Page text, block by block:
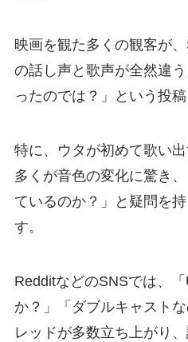
映画を観た多くの観客が
の話し声と歌声が全然違
ったのでは？」という投稿
特に、ウタが初めて歌い
多くが音色の変化に驚き
ているのか？」と疑問を
す。
RedditなどのSNSでは、
か？」「ダブルキャスト
レッドが多数立ち上がり